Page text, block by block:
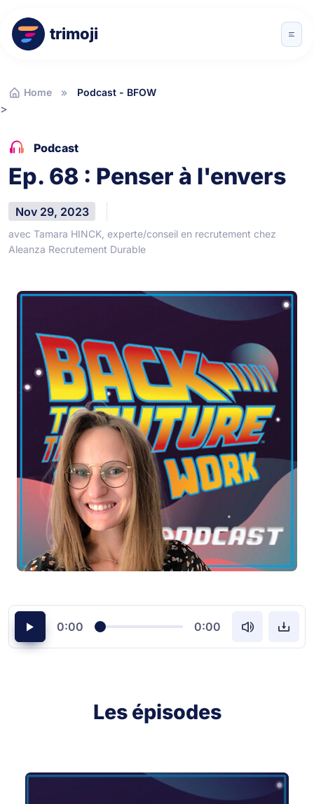
trimoji
Home Podcast - BFOW
>
Podcast
Ep. 68 : Penser à l'envers
Nov 29, 2023
avec Tamara HINCK, experte/conseil en recrutement chez
Aleanza Recrutement Durable
0:00 0:00
Les épisodes